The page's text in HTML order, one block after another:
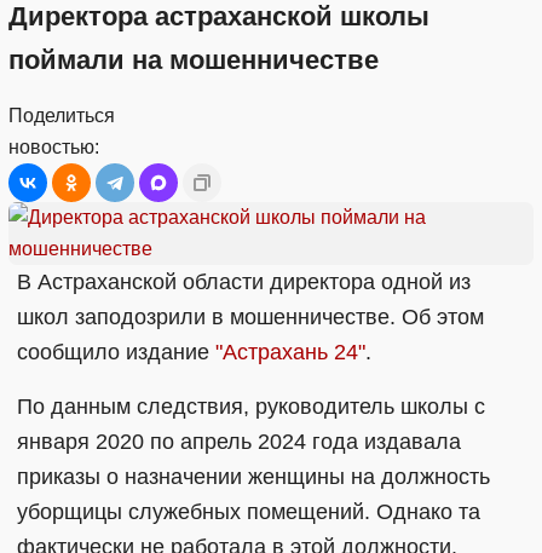
Директора астраханской школы
поймали на мошенничестве
Поделиться
новостью:
В Астраханской области директора одной из
школ заподозрили в мошенничестве. Об этом
сообщило издание "Астрахань 24".
По данным следствия, руководитель школы с
января 2020 по апрель 2024 года издавала
приказы о назначении женщины на должность
уборщицы служебных помещений. Однако та
фактически не работала в этой должности.